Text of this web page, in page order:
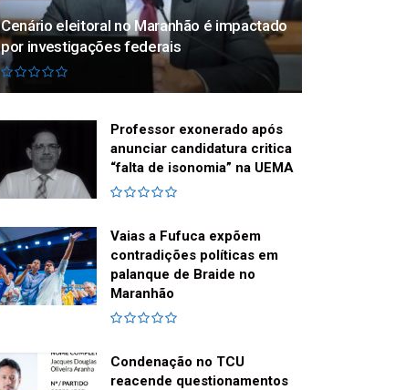
Cenário eleitoral no Maranhão é impactado
por investigações federais
Professor exonerado após
anunciar candidatura critica
“falta de isonomia” na UEMA
Vaias a Fufuca expõem
contradições políticas em
palanque de Braide no
Maranhão
Condenação no TCU
reacende questionamentos